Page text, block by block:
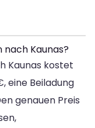
nach Kaunas?
Kaunas kostet
eine Beiladung
genauen Preis